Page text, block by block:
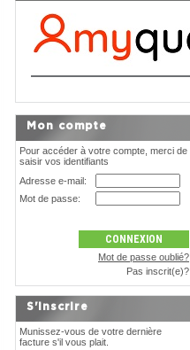
Mon compte
Pour accéder à votre compte, merci de
saisir vos identifiants
Adresse e-mail:
Mot de passe:
Mot de passe oublié?
Pas inscrit(e)?
S'inscrire
Munissez-vous de votre dernière
facture s'il vous plait.